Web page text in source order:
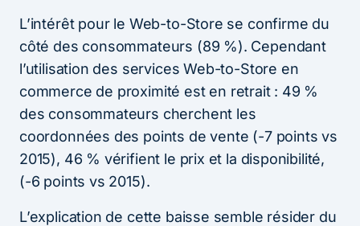
L’intérêt pour le Web-to-Store se confirme du
côté des consommateurs (89 %). Cependant
l’utilisation des services Web-to-Store en
commerce de proximité est en retrait : 49 %
des consommateurs cherchent les
coordonnées des points de vente (-7 points vs
2015), 46 % vérifient le prix et la disponibilité,
(-6 points vs 2015).
L’explication de cette baisse semble résider du